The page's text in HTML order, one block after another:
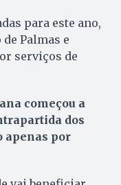
para este ano,
Palmas e
serviços de
começou a
dos
apenas por